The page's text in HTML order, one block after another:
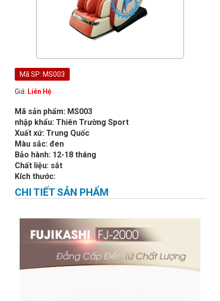
Mã SP: MS003
Giá: Liên Hệ
Mã sản phẩm: MS003
nhập khẩu: Thiên Trường Sport
Xuất xứ: Trung Quốc
Màu sắc: đen
Bảo hành: 12-18 tháng
Chất liệu: sắt
Kích thước:
CHI TIẾT SẢN PHẨM